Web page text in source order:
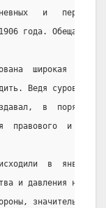
и
года.
широкая
Ведя суровую
в
правового  и
в  январе
и давления на
значительное